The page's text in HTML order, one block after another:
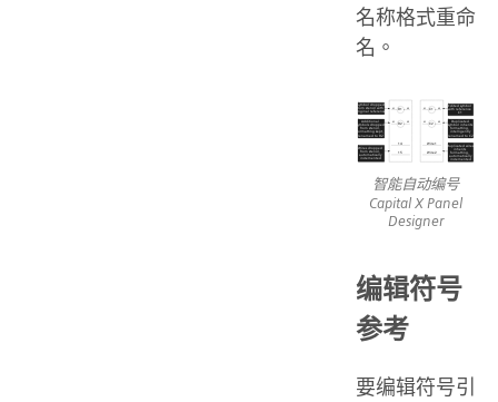
名称格式重命
名。
智能自动编号
Capital X Panel
Designer
编辑符号
参考
要编辑符号引